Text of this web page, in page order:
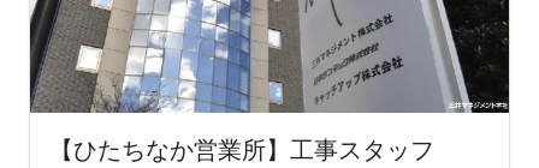
【ひたちなか営業所】工事スタッフ